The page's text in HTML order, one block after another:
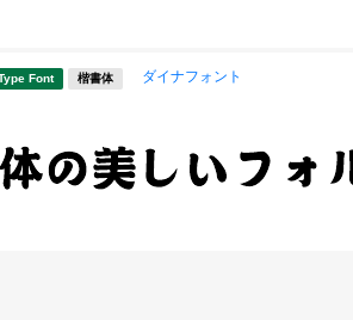
Font 楷書体 ダイナフォント